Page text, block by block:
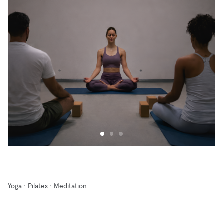
Yoga · Pilates · Meditation